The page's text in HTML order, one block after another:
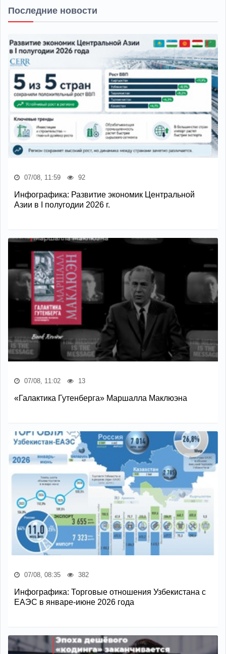
Последние новости
07/08, 11:59 92
Инфографика: Развитие экономик Центральной
Азии в I полугодии 2026 г.
07/08, 11:02 13
«Галактика Гутенберга» Маршалла Маклюэна
07/08, 08:35 382
Инфографика: Торговые отношения Узбекистана с
ЕАЭС в январе-июне 2026 года